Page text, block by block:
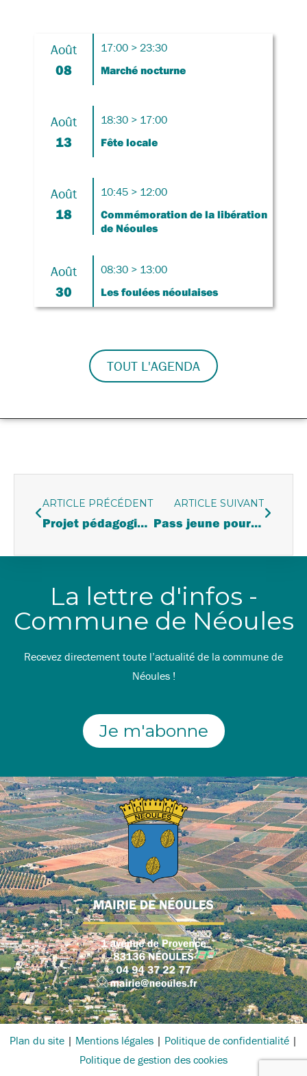
Août
08
17:00 > 23:30
Marché nocturne
Août
13
18:30 > 17:00
Fête locale
Août
18
10:45 > 12:00
Commémoration de la libération
de Néoules
Août
30
08:30 > 13:00
Les foulées néoulaises
TOUT L'AGENDA
ARTICLE PRÉCÉDENT
Projet pédagogique des élèves de maternelle
ARTICLE SUIVANT
Pass jeune pour le Festival de Néoules
La lettre d'infos -
Commune de Néoules
Recevez directement toute l’actualité de la commune de
Néoules !
Je m'abonne
Plan du site | Mentions légales | Politique de confidentialité |
Politique de gestion des cookies